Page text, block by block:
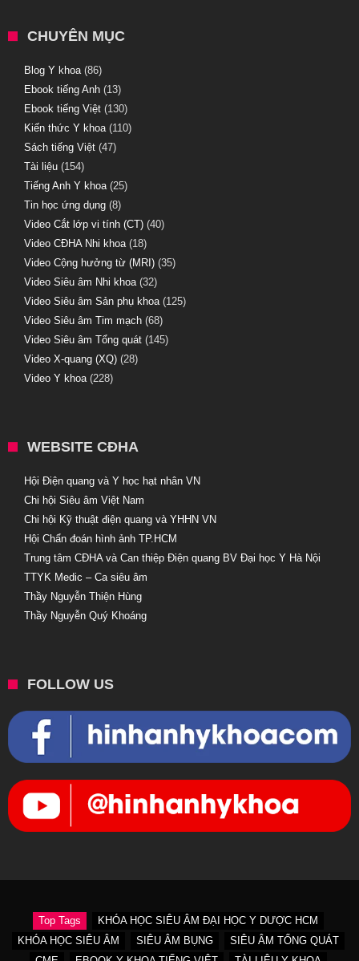
CHUYÊN MỤC
Blog Y khoa(86)
Ebook tiếng Anh (13)
Ebook tiếng Việt (130)
Kiến thức Y khoa(110)
Sách tiếng Việt (47)
Tài liệu (154)
Tiếng Anh Y khoa(25)
Tin học ứng dụng (8)
Video Cắt lớp vi tính (CT) (40)
Video CĐHA Nhi khoa(18)
Video Cộng hưởng từ (MRI) (35)
Video Siêu âm Nhi khoa(32)
Video Siêu âm Sản phụ khoa(125)
Video Siêu âm Tim mạch (68)
Video Siêu âm Tổng quát (145)
Video X-quang (XQ) (28)
Video Y khoa(228)
WEBSITE CĐHA
Hội Điện quang và Y học hạt nhân VN
Chi hội Siêu âm Việt Nam
Chi hội Kỹ thuật điện quang và YHHN VN
Hội Chẩn đoán hình ảnh TP.HCM
Trung tâm CĐHA và Can thiệp Điện quang BV Đại học Y Hà Nội
TTYK Medic – Ca siêu âm
Thầy Nguyễn Thiện Hùng
Thầy Nguyễn Quý Khoáng
FOLLOW US
Top Tags
KHÓA HỌC SIÊU ÂM ĐẠI HỌC Y DƯỢC HCM
KHÓA HỌC SIÊU ÂM
SIÊU ÂM BỤNG
SIÊU ÂM TỔNG QUÁT